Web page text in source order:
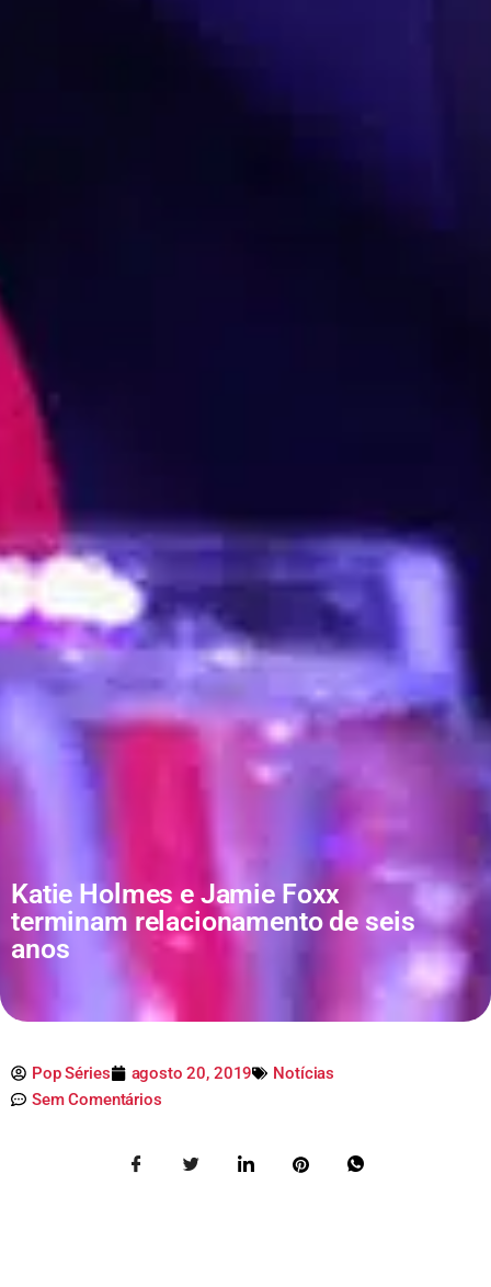
Katie Holmes e Jamie Foxx
terminam relacionamento de seis
anos
Pop Séries agosto 20, 2019
Notícias
Sem Comentários